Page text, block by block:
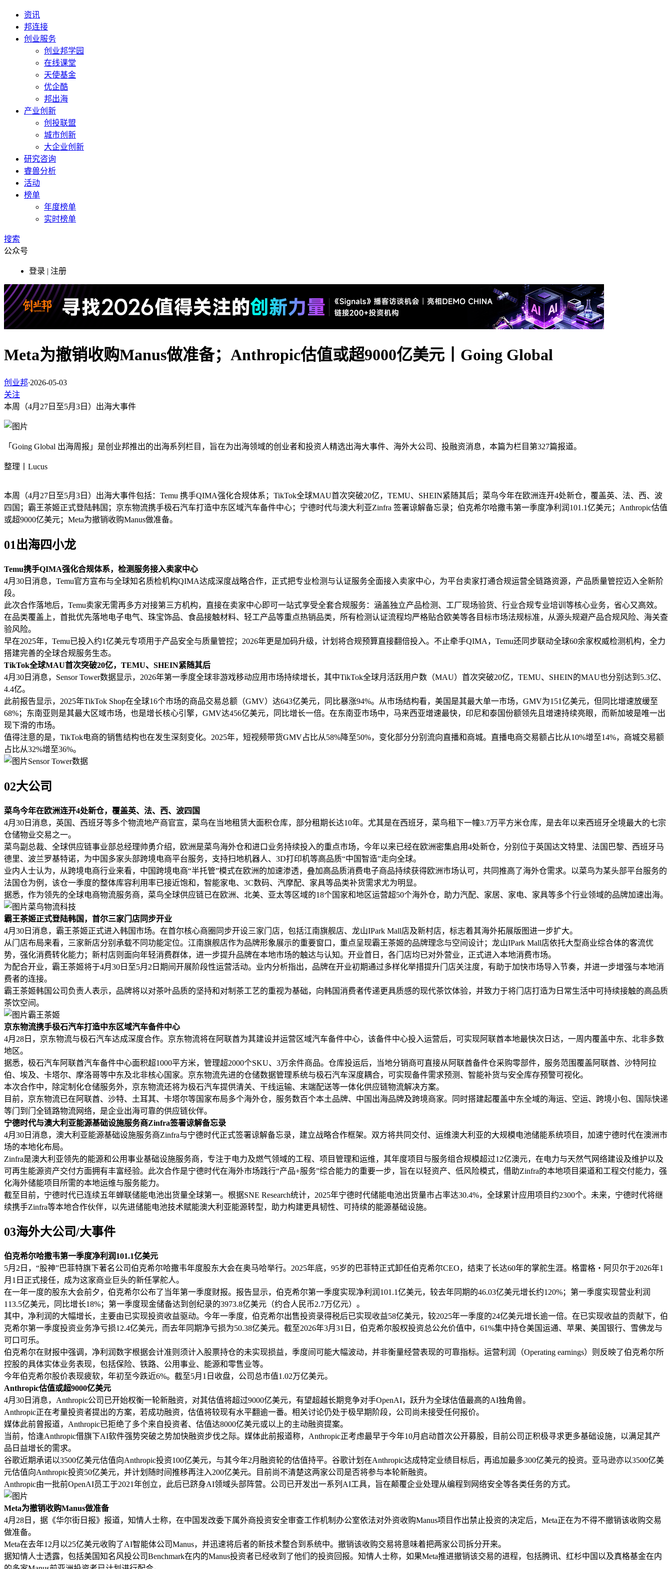
资讯
邦连接
创业服务
创业邦学园
在线课堂
天使基金
优企酷
邦出海
产业创新
创投联盟
城市创新
大企业创新
研究咨询
睿兽分析
活动
榜单
年度榜单
实时榜单
搜索
公众号
登录 | 注册
Meta为撤销收购Manus做准备；Anthropic估值或超9000亿美元丨Going Global
创业邦·2026-05-03
关注
本周（4月27日至5月3日）出海大事件
「Going Global 出海周报」是创业邦推出的出海系列栏目，旨在为出海领域的创业者和投资人精选出海大事件、海外大公司、投融资消息，本篇为栏目第327篇报道。
整理丨Lucus
本周（4月27日至5月3日）出海大事件包括：Temu 携手QIMA强化合规体系；TikTok全球MAU首次突破20亿，TEMU、SHEIN紧随其后；菜鸟今年在欧洲连开4处新仓，覆盖英、法、西、波
四国；霸王茶姬正式登陆韩国；京东物流携手极石汽车打造中东区域汽车备件中心；宁德时代与澳大利亚Zinfra 签署谅解备忘录；伯克希尔哈撒韦第一季度净利润101.1亿美元；Anthropic估值
或超9000亿美元；Meta为撤销收购Manus做准备。
01出海四小龙
Temu携手QIMA强化合规体系，检测服务接入卖家中心
4月30日消息，Temu官方宣布与全球知名质检机构QIMA达成深度战略合作，正式把专业检测与认证服务全面接入卖家中心，为平台卖家打通合规运营全链路资源，产品质量管控迈入全新阶
段。
此次合作落地后，Temu卖家无需再多方对接第三方机构，直接在卖家中心即可一站式享受全套合规服务：涵盖独立产品检测、工厂现场验货、行业合规专业培训等核心业务，省心又高效。
在品类覆盖上，首批优先落地电子电气、珠宝饰品、食品接触材料、轻工产品等重点热销品类，所有检测认证流程均严格贴合欧美等各目标市场法规标准，从源头规避产品合规风险、海关查
验风险。
早在2025年，Temu已投入约1亿美元专项用于产品安全与质量管控；2026年更是加码升级，计划将合规预算直接翻倍投入。不止牵手QIMA，Temu还同步联动全球60余家权威检测机构，全力
搭建完善的全球合规服务生态。
TikTok全球MAU首次突破20亿，TEMU、SHEIN紧随其后
4月30日消息，Sensor Tower数据显示，2026年第一季度全球非游戏移动应用市场持续增长，其中TikTok全球月活跃用户数（MAU）首次突破20亿，TEMU、SHEIN的MAU也分别达到5.3亿、
4.4亿。
此前报告显示，2025年TikTok Shop在全球16个市场的商品交易总额（GMV）达643亿美元，同比暴涨94%。从市场结构看，美国是其最大单一市场，GMV为151亿美元，但同比增速放缓至
68%；东南亚则是其最大区域市场，也是增长核心引擎，GMV达456亿美元，同比增长一倍。在东南亚市场中，马来西亚增速最快，印尼和泰国份额领先且增速持续亮眼，而新加坡是唯一出
现下滑的市场。
值得注意的是，TikTok电商的销售结构也在发生深刻变化。2025年，短视频带货GMV占比从58%降至50%，变化部分分别流向直播和商城。直播电商交易额占比从10%增至14%，商城交易额
占比从32%增至36%。
Sensor Tower数据
02大公司
菜鸟今年在欧洲连开4处新仓，覆盖英、法、西、波四国
4月30日消息，英国、西班牙等多个物流地产商官宣，菜鸟在当地租赁大面积仓库，部分租期长达10年。尤其是在西班牙，菜鸟租下一幢3.7万平方米仓库，是去年以来西班牙全境最大的七宗
仓储物业交易之一。
菜鸟副总裁、全球供应链事业部总经理帅勇介绍，欧洲是菜鸟海外仓和进口业务持续投入的重点市场，今年以来已经在欧洲密集启用4处新仓，分别位于英国达文特里、法国巴黎、西班牙马
德里、波兰罗基特诺，为中国多家头部跨境电商平台服务，支持扫地机器人、3D打印机等高品质“中国智造”走向全球。
业内人士认为，从跨境电商行业来看，中国跨境电商“半托管”模式在欧洲的加速渗透，叠加高品质消费电子商品持续获得欧洲市场认可，共同推高了海外仓需求。以菜鸟为某头部平台服务的
法国仓为例，该仓一季度的整体库容利用率已接近饱和，智能家电、3C数码、汽摩配、家具等品类补货需求尤为明显。
据悉，作为领先的全球电商物流服务商，菜鸟全球供应链已在欧洲、北美、亚太等区域的18个国家和地区运营超50个海外仓，助力汽配、家居、家电、家具等多个行业领域的品牌加速出海。
菜鸟物流科技
霸王茶姬正式登陆韩国，首尔三家门店同步开业
4月30日消息，霸王茶姬正式进入韩国市场。在首尔核心商圈同步开设三家门店，包括江南旗舰店、龙山IPark Mall店及新村店，标志着其海外拓展版图进一步扩大。
从门店布局来看，三家新店分别承载不同功能定位。江南旗舰店作为品牌形象展示的重要窗口，重点呈现霸王茶姬的品牌理念与空间设计；龙山IPark Mall店依托大型商业综合体的客流优
势，强化消费转化能力；新村店则面向年轻消费群体，进一步提升品牌在本地市场的触达与认知。开业首日，各门店均已对外营业，正式进入本地消费市场。
为配合开业，霸王茶姬将于4月30日至5月2日期间开展阶段性运营活动。业内分析指出，品牌在开业初期通过多样化举措提升门店关注度，有助于加快市场导入节奏，并进一步增强与本地消
费者的连接。
霸王茶姬韩国公司负责人表示，品牌将以对茶叶品质的坚持和对制茶工艺的重视为基础，向韩国消费者传递更具质感的现代茶饮体验，并致力于将门店打造为日常生活中可持续接触的高品质
茶饮空间。
霸王茶姬
京东物流携手极石汽车打造中东区域汽车备件中心
4月28日，京东物流与极石汽车达成深度合作。京东物流将在阿联酋为其建设并运营区域汽车备件中心，该备件中心投入运营后，可实现阿联酋本地最快次日达，一周内覆盖中东、北非多数
地区。
据悉，极石汽车阿联酋汽车备件中心面积超1000平方米，管理超2000个SKU、3万余件商品。仓库投运后，当地分销商可直接从阿联酋备件仓采购零部件，服务范围覆盖阿联酋、沙特阿拉
伯、埃及、卡塔尔、摩洛哥等中东及北非核心国家。京东物流先进的仓储数据管理系统与极石汽车深度耦合，可实现备件需求预测、智能补货与安全库存预警可视化。
本次合作中，除定制化仓储服务外，京东物流还将为极石汽车提供清关、干线运输、末端配送等一体化供应链物流解决方案。
目前，京东物流已在阿联酋、沙特、土耳其、卡塔尔等国家布局多个海外仓，服务数百个本土品牌、中国出海品牌及跨境商家。同时搭建起覆盖中东全域的海运、空运、跨境小包、国际快递
等门到门全链路物流网络，是企业出海可靠的供应链伙伴。
宁德时代与澳大利亚能源基础设施服务商Zinfra签署谅解备忘录
4月30日消息，澳大利亚能源基础设施服务商Zinfra与宁德时代正式签署谅解备忘录，建立战略合作框架。双方将共同交付、运维澳大利亚的大规模电池储能系统项目，加速宁德时代在澳洲市
场的本地化布局。
Zinfra是澳大利亚领先的能源和公用事业基础设施服务商，专注于电力及燃气领域的工程、项目管理和运维，其年度项目与服务组合规模超过12亿澳元，在电力与天然气网络建设及维护以及
可再生能源资产交付方面拥有丰富经验。此次合作是宁德时代在海外市场践行“产品+服务”综合能力的重要一步，旨在以轻资产、低风险模式，借助Zinfra的本地项目渠道和工程交付能力，强
化海外储能项目所需的本地运维与服务能力。
截至目前，宁德时代已连续五年蝉联储能电池出货量全球第一。根据SNE Research统计，2025年宁德时代储能电池出货量市占率达30.4%，全球累计应用项目约2300个。未来，宁德时代将继
续携手Zinfra等本地合作伙伴，以先进储能电池技术赋能澳大利亚能源转型，助力构建更具韧性、可持续的能源基础设施。
03海外大公司/大事件
伯克希尔哈撒韦第一季度净利润101.1亿美元
5月2日，“股神”巴菲特旗下著名公司伯克希尔哈撒韦年度股东大会在奥马哈举行。2025年底，95岁的巴菲特正式卸任伯克希尔CEO，结束了长达60年的掌舵生涯。格雷格・阿贝尔于2026年1
月1日正式接任，成为这家商业巨头的新任掌舵人。
在一年一度的股东大会前夕，伯克希尔公布了当年第一季度财报。报告显示，伯克希尔第一季度实现净利润101.1亿美元，较去年同期的46.03亿美元增长约120%；第一季度实现营业利润
113.5亿美元，同比增长18%；第一季度现金储备达到创纪录的3973.8亿美元（约合人民币2.7万亿元）。
其中，净利润的大幅增长，主要由已实现投资收益驱动。今年一季度，伯克希尔出售投资录得税后已实现收益58亿美元，较2025年一季度的24亿美元增长逾一倍。在已实现收益的贡献下，伯
克希尔第一季度投资业务净亏损12.4亿美元，而去年同期净亏损为50.38亿美元。截至2026年3月31日，伯克希尔股权投资总公允价值中，61%集中持仓美国运通、苹果、美国银行、雪佛龙与
可口可乐。
伯克希尔在财报中强调，净利润数字根据会计准则须计入股票持仓的未实现损益，季度间可能大幅波动，并非衡量经营表现的可靠指标。运营利润（Operating earnings）则反映了伯克希尔所
控股的具体实体业务表现，包括保险、铁路、公用事业、能源和零售业等。
今年伯克希尔股价表现疲软，年初至今跌近6%。截至5月1日收盘，公司总市值1.02万亿美元。
Anthropic估值或超9000亿美元
4月30日消息，Anthropic公司已开始权衡一轮新融资，对其估值将超过9000亿美元，有望超越长期竞争对手OpenAI，跃升为全球估值最高的AI独角兽。
Anthropic正在考量投资者提出的方案，若成功融资，估值将较现有水平翻逾一番。相关讨论仍处于极早期阶段，公司尚未接受任何报价。
媒体此前曾报道，Anthropic已拒绝了多个来自投资者、估值达8000亿美元或以上的主动融资提案。
当前，恰逢Anthropic借旗下AI软件强势突破之势加快融资步伐之际。媒体此前报道称，Anthropic正考虑最早于今年10月启动首次公开募股，目前公司正积极寻求更多基础设施，以满足其产
品日益增长的需求。
谷歌近期承诺以3500亿美元估值向Anthropic投资100亿美元，与其今年2月融资轮的估值持平。谷歌计划在Anthropic达成特定业绩目标后，再追加最多300亿美元的投资。亚马逊亦以3500亿美
元估值向Anthropic投资50亿美元，并计划随时间推移再注入200亿美元。目前尚不清楚这两家公司是否将参与本轮新融资。
Anthropic由一批前OpenAI员工于2021年创立，此后已跻身AI领域头部阵营。公司已开发出一系列AI工具，旨在颠覆企业处理从编程到网络安全等各类任务的方式。
Meta为撤销收购Manus做准备
4月28日，据《华尔街日报》报道，知情人士称，在中国发改委下属外商投资安全审查工作机制办公室依法对外资收购Manus项目作出禁止投资的决定后，Meta正在为不得不撤销该收购交易
做准备。
Meta在去年12月以25亿美元收购了AI智能体公司Manus，并迅速将后者的新技术整合到系统中。撤销该收购交易将意味着把两家公司拆分开来。
据知情人士透露，包括美国知名风投公司Benchmark在内的Manus投资者已经收到了他们的投资回报。知情人士称，如果Meta推进撤销该交易的进程，包括腾讯、红杉中国以及真格基金在内